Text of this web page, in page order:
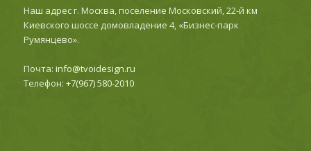
Наш адрес г. Москва, поселение Московский, 22-й км
Киевского шоссе домовладение 4, «Бизнес-парк
Румянцево».
Почта: info@tvoidesign.ru
Телефон: +7(967) 580-2010